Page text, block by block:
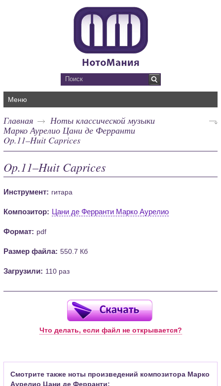
Меню
Главная
Ноты классической музыки
Марко Аурелио Цани де Ферранти
Op.11–Huit Caprices
Op.11–Huit Caprices
Инструмент: гитара
Композитор: Цани де Ферранти Марко Аурелио
Формат: pdf
Размер файла: 550.7 Кб
Загрузили: 110 раз
Что делать, если файл не открывается?
Смотрите также ноты произведений композитора Марко
Аурелио Цани де Ферранти: